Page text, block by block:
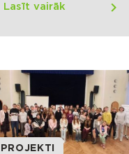
Lasīt vairāk
PROJEKTI